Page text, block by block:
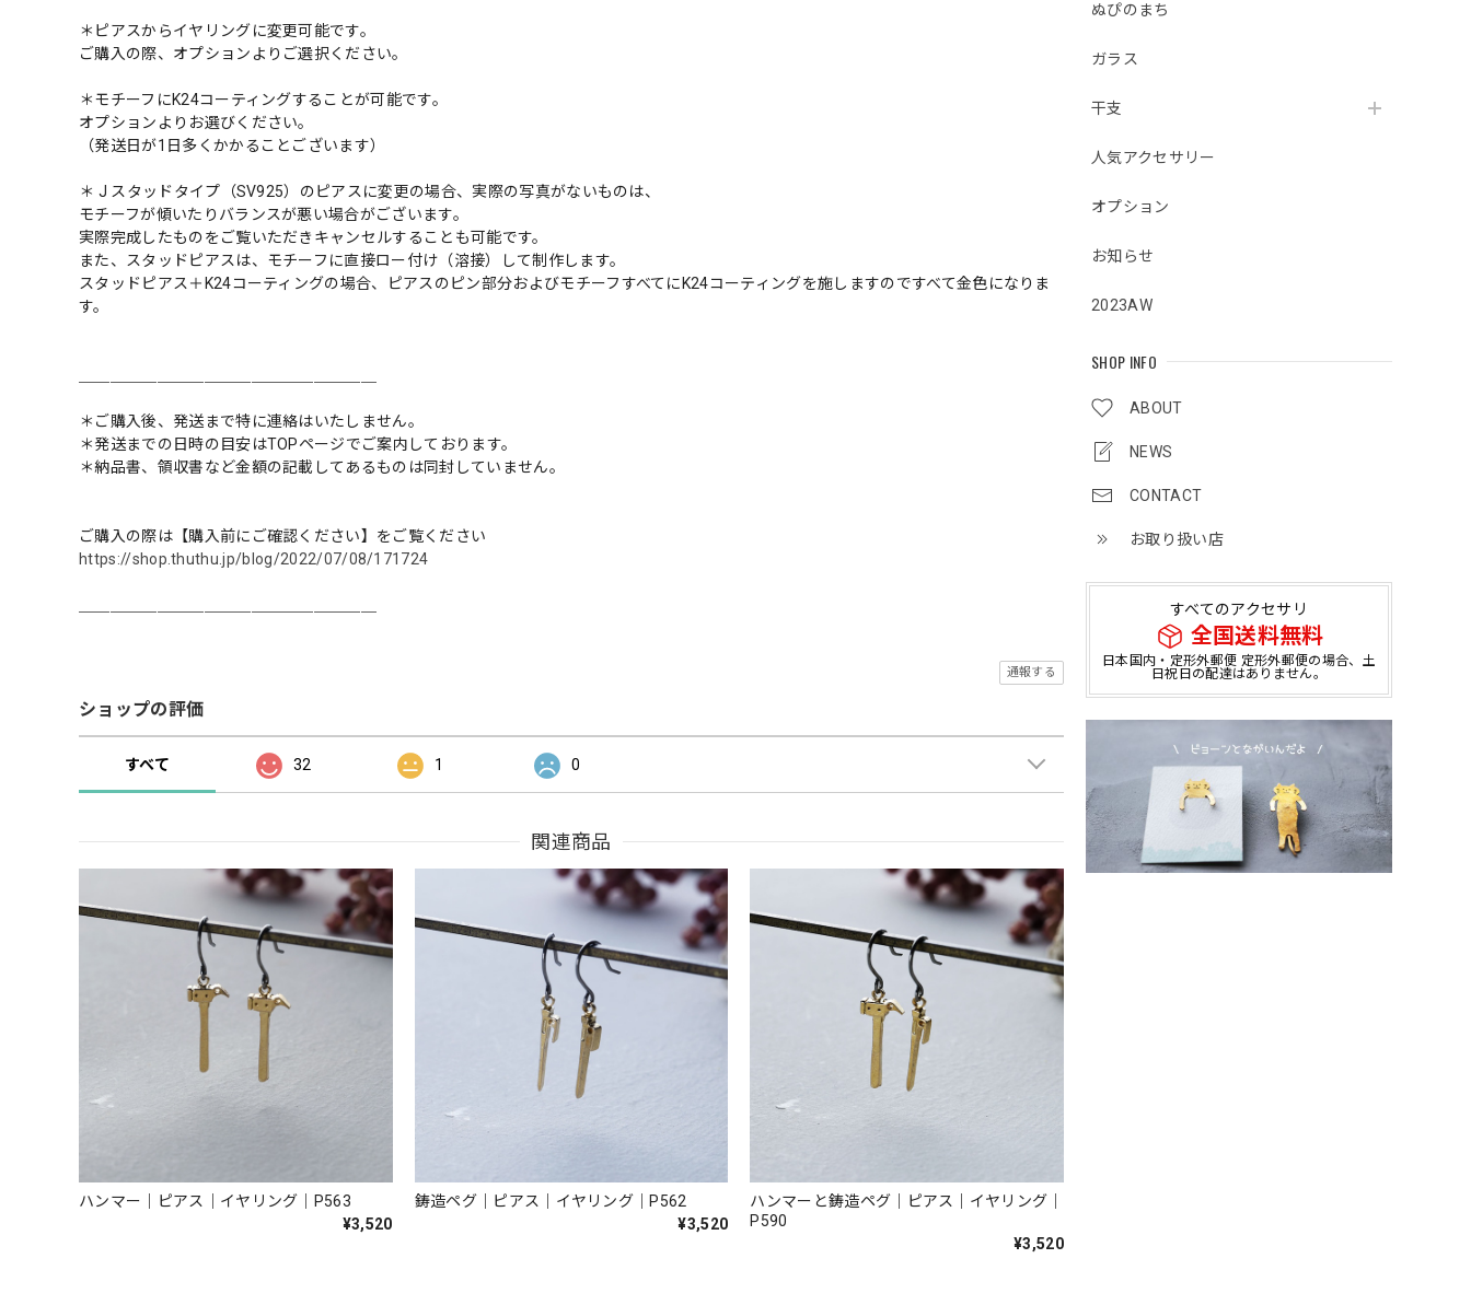
ぬぴのまち
ガラス
干支
人気アクセサリー
オプション
お知らせ
2023AW
SHOP INFO
ABOUT
NEWS
CONTACT
お取り扱い店
すべてのアクセサリ
全国送料無料
日本国内・定形外郵便 定形外郵便の場合、土
日祝日の配達はありません。
＊ピアスからイヤリングに変更可能です。
ご購入の際、オプションよりご選択ください。
＊モチーフにK24コーティングすることが可能です。
オプションよりお選びください。
（発送日が1日多くかかることございます）
＊ J スタッドタイプ（SV925）のピアスに変更の場合、実際の写真がないものは、
モチーフが傾いたりバランスが悪い場合がございます。
実際完成したものをご覧いただきキャンセルすることも可能です。
また、スタッドピアスは、モチーフに直接ロー付け（溶接）して制作します。
スタッドピアス＋K24コーティングの場合、ピアスのピン部分およびモチーフすべてにK24コーティングを施しますのですべて金色になりま
す。
＊ご購入後、発送まで特に連絡はいたしません。
＊発送までの日時の目安はTOPページでご案内しております。
＊納品書、領収書など金額の記載してあるものは同封していません。
ご購入の際は【購入前にご確認ください】をご覧ください
https://shop.thuthu.jp/blog/2022/07/08/171724
通報する
ショップの評価
すべて 32 1 0
関連商品
ハンマー｜ピアス｜イヤリング｜P563
¥3,520
鋳造ペグ｜ピアス｜イヤリング｜P562
¥3,520
ハンマーと鋳造ペグ｜ピアス｜イヤリング｜
P590
¥3,520